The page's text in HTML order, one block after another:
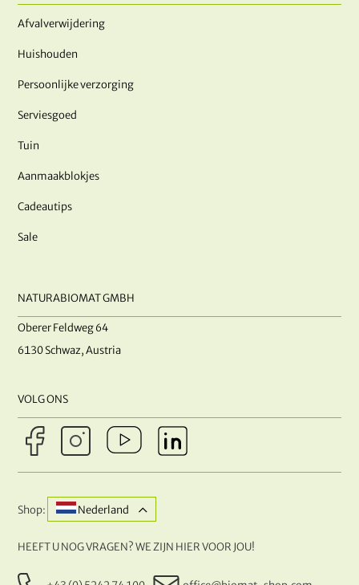
Afvalverwijdering
Huishouden
Persoonlijke verzorging
Serviesgoed
Tuin
Aanmaakblokjes
Cadeautips
Sale
NATURABIOMAT GMBH
Oberer Feldweg 64
6130 Schwaz, Austria
VOLG ONS
Shop: Nederland
HEEFT U NOG VRAGEN? WE ZIJN HIER VOOR JOU!